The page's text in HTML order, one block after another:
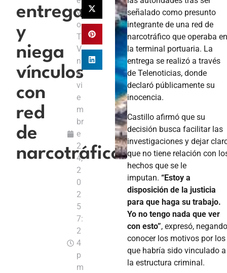
entrega
y
niega
vínculos
con
red
de
narcotráfico
v
o
T
V
n
o
vi
e
m
br
e
2
4,
2
0
2
5
7:
2
4
p
m
señalado como presunto
integrante de una red de
narcotráfico que operaba en
la terminal portuaria. La
entrega se realizó a través
de Telenoticias, donde
declaró públicamente su
inocencia.
Castillo afirmó que su
decisión busca facilitar las
investigaciones y dejar
que no tiene relación con
hechos que se le
imputan.“Estoy a
disposición de la justicia
para que haga su trabajo.
Yo no tengo nada que ver
con esto”, expresó, negando
conocer los motivos por los
que habría sido vinculado a
la estructura criminal.